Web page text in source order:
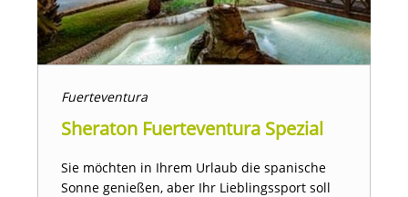
Fuerteventura
Sheraton Fuerteventura Spezial
Sie möchten in Ihrem Urlaub die spanische
Sonne genießen, aber Ihr Lieblingssport soll